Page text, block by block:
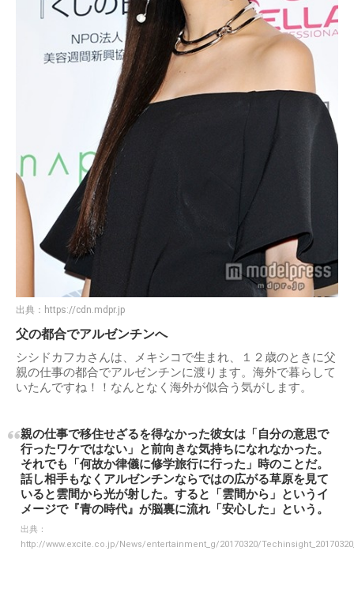
出典： https://cdn.mdpr.jp
父の都合でアルゼンチンへ
シシドカフカさんは、メキシコで生まれ、１２歳のときに父
親の仕事の都合でアルゼンチンに渡ります。海外で暮らして
いたんですね！！なんとなく海外が似合う気がします。
親の仕事で移住せざるを得なかった彼女は「自分の意思で
行ったワケではない」と前向きな気持ちになれなかった。
それでも「何故か律儀に修学旅行に行った」時のことだ。
話し相手もなくアルゼンチンならではの広がる草原を見て
いると雲間から光が射した。すると「雲間から」というイ
メージで『青の時代』が脳裏に流れ「安心した」という。
出典：
http://www.excite.co.jp/News/entertainment_g/20170320/